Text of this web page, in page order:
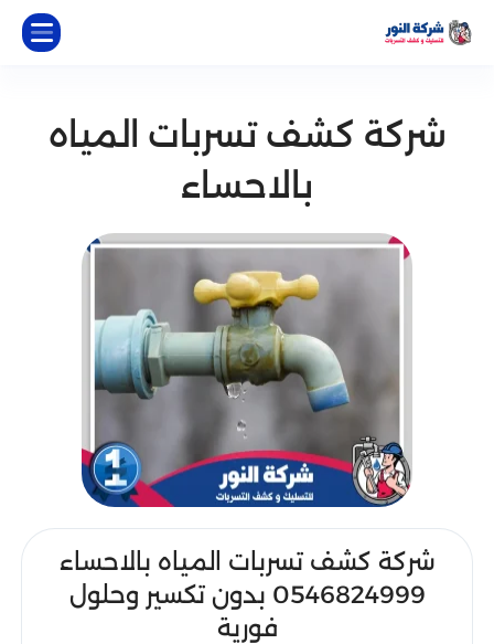
شركة كشف تسربات المياه
بالاحساء
شركة كشف تسربات المياه بالاحساء
0546824999 بدون تكسير وحلول
فورية